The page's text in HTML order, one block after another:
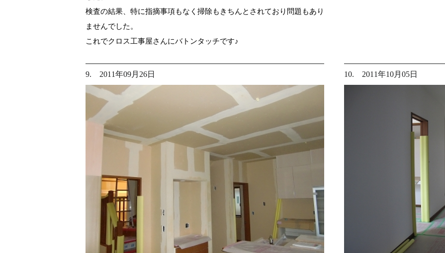
検査の結果、特に指摘事項もなく掃除もきちんとされており問題もあり
ませんでした。
これでクロス工事屋さんにバトンタッチです♪
9. 2011年09月26日 10. 2011年10月05日